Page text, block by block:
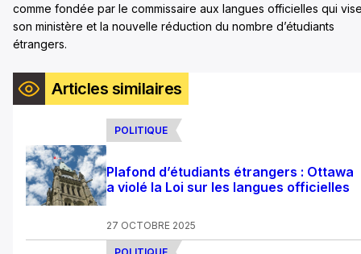
comme fondée par le commissaire aux langues officielles qui
son ministère et la nouvelle réduction du nombre d’étudiants
étrangers.
Articles similaires
POLITIQUE
Plafond d’étudiants étrangers : Ottawa
a violé la Loi sur les langues officielles
27 OCTOBRE 2025